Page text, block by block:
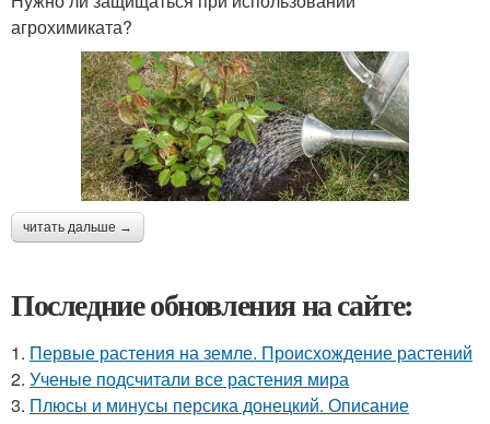
агрохимиката?
читать дальше →
Последние обновления на сайте:
1. Первые растения на земле. Происхождение растений
2. Ученые подсчитали все растения мира
3. Плюсы и минусы персика донецкий. Описание